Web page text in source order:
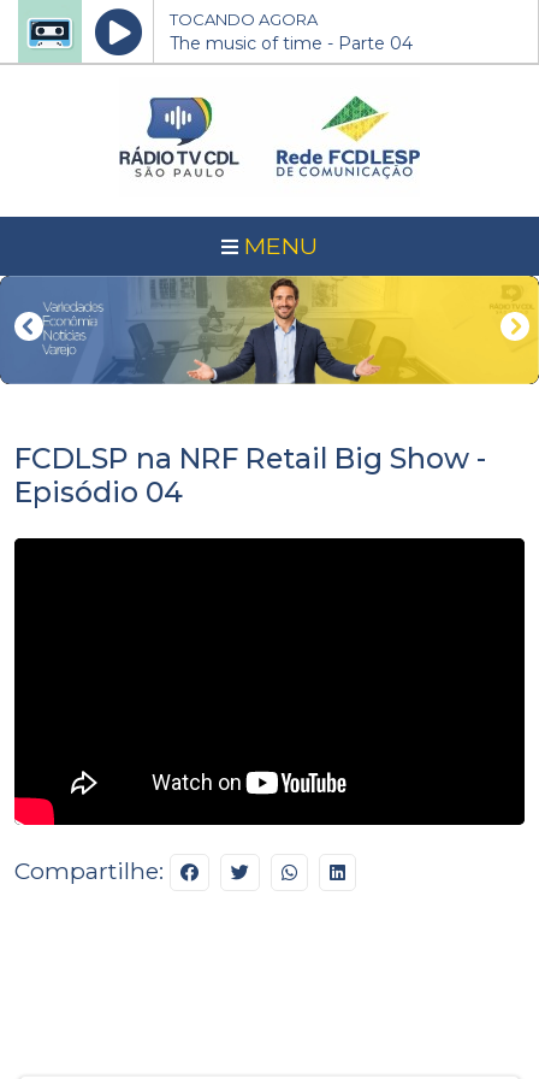
TOCANDO AGORA
The music of time - Parte 04
MENU
FCDLSP na NRF Retail Big Show -
Episódio 04
Compartilhe: